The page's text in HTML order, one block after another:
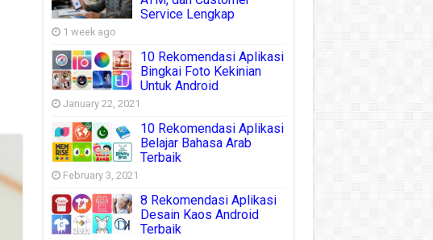
Service Lengkap
1 week ago
10 Rekomendasi Aplikasi
Bingkai Foto Kekinian
Untuk Android
January 22, 2021
10 Rekomendasi Aplikasi
Belajar Bahasa Arab
Terbaik
February 3, 2021
8 Rekomendasi Aplikasi
Desain Kaos Android
Terbaik